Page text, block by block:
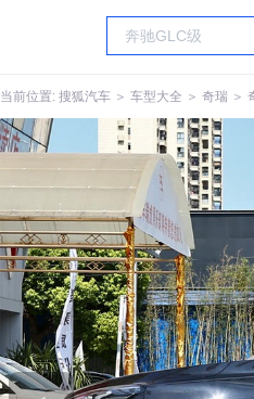
当前位置: 搜狐汽车 ＞ 车型大全 ＞ 奇瑞 ＞